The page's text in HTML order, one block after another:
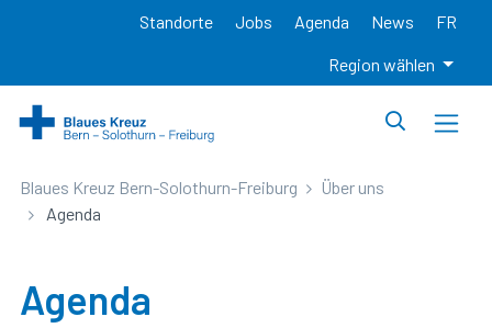
Standorte Jobs Agenda News FR
Region wählen
Blaues Kreuz Bern-Solothurn-Freiburg
Über uns
Agenda
Agenda